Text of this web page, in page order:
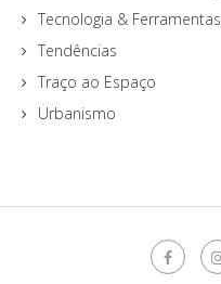
Tecnologia & Ferramentas
Tendências
Traço ao Espaço
Urbanismo